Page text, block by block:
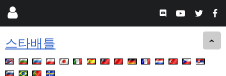
스타배틀